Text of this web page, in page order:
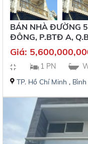
BÁN NHÀ ĐƯỜNG
ĐÔNG, P.BTĐ A,
Giá:
1 PN
TP. Hồ Chí Minh , Bình